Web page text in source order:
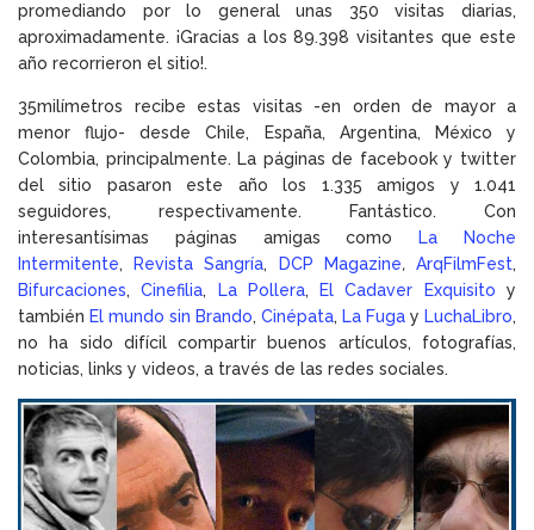
promediando por lo general unas 350 visitas diarias,
aproximadamente. ¡Gracias a los 89.398 visitantes que este
año recorrieron el sitio!.
35milímetros recibe estas visitas -en orden de mayor a
menor flujo- desde Chile, España, Argentina, México y
Colombia, principalmente. La páginas de facebook y twitter
del sitio pasaron este año los 1.335 amigos y 1.041
seguidores, respectivamente. Fantástico. Con
interesantísimas páginas amigas como
La Noche
Intermitente, Revista Sangría, DCP Magazine,ArqFilmFest,
Bifurcaciones,Cinefilia, La Pollera, El Cadaver Exquisito y
también El mundo sin Brando, Cinépata, La Fuga y LuchaLibro,
no ha sido difícil compartir buenos artículos, fotografías,
noticias, links y videos, a través de las redes sociales.